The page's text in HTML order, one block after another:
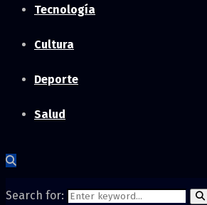
Tecnología
Cultura
Deporte
Salud
Search for: